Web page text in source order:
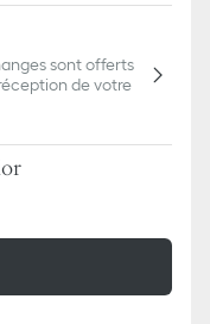
sont offerts
de votre